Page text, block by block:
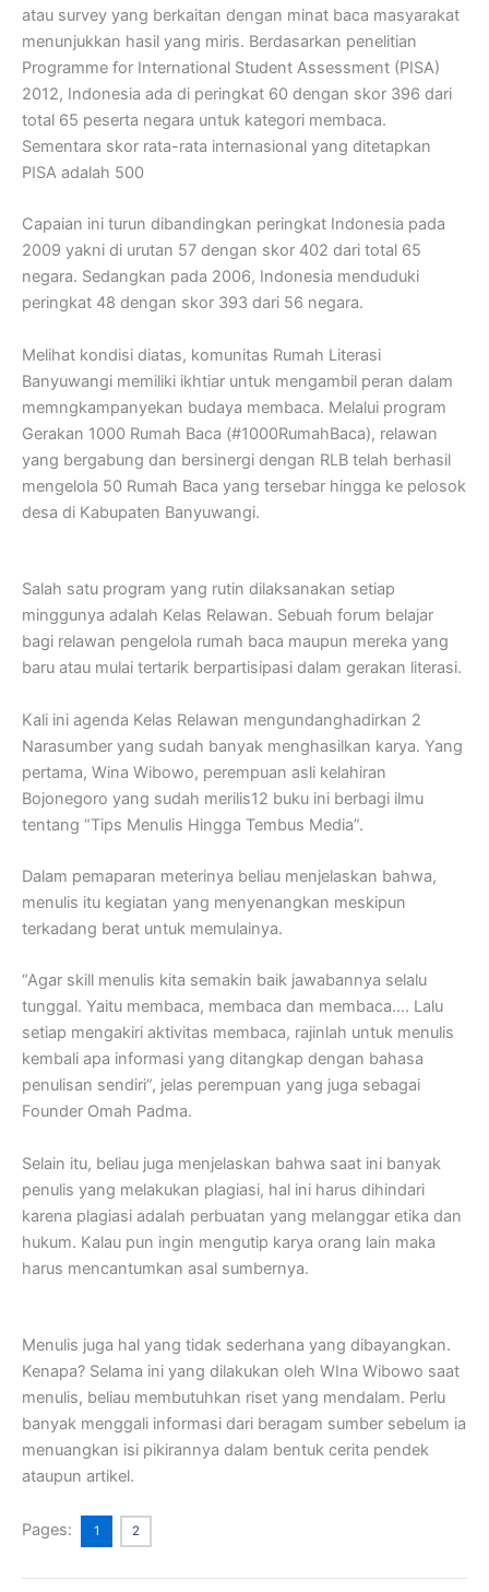
atau survey yang berkaitan dengan minat baca masyarakat
menunjukkan hasil yang miris. Berdasarkan penelitian
Programme for International Student Assessment (PISA)
2012, Indonesia ada di peringkat 60 dengan skor 396 dari
total 65 peserta negara untuk kategori membaca.
Sementara skor rata-rata internasional yang ditetapkan
PISA adalah 500
Capaian ini turun dibandingkan peringkat Indonesia pada
2009 yakni di urutan 57 dengan skor 402 dari total 65
negara. Sedangkan pada 2006, Indonesia menduduki
peringkat 48 dengan skor 393 dari 56 negara.
Melihat kondisi diatas, komunitas Rumah Literasi
Banyuwangi memiliki ikhtiar untuk mengambil peran dalam
memngkampanyekan budaya membaca. Melalui program
Gerakan 1000 Rumah Baca (#1000RumahBaca), relawan
yang bergabung dan bersinergi dengan RLB telah berhasil
mengelola 50 Rumah Baca yang tersebar hingga ke pelosok
desa di Kabupaten Banyuwangi.
Salah satu program yang rutin dilaksanakan setiap
minggunya adalah Kelas Relawan. Sebuah forum belajar
bagi relawan pengelola rumah baca maupun mereka yang
baru atau mulai tertarik berpartisipasi dalam gerakan literasi.
Kali ini agenda Kelas Relawan mengundanghadirkan 2
Narasumber yang sudah banyak menghasilkan karya. Yang
pertama, Wina Wibowo, perempuan asli kelahiran
Bojonegoro yang sudah merilis12 buku ini berbagi ilmu
tentang “Tips Menulis Hingga Tembus Media”.
Dalam pemaparan meterinya beliau menjelaskan bahwa,
menulis itu kegiatan yang menyenangkan meskipun
terkadang berat untuk memulainya.
“Agar skill menulis kita semakin baik jawabannya selalu
tunggal. Yaitu membaca, membaca dan membaca…. Lalu
setiap mengakiri aktivitas membaca, rajinlah untuk menulis
kembali apa informasi yang ditangkap dengan bahasa
penulisan sendiri”, jelas perempuan yang juga sebagai
Founder Omah Padma.
Selain itu, beliau juga menjelaskan bahwa saat ini banyak
penulis yang melakukan plagiasi, hal ini harus dihindari
karena plagiasi adalah perbuatan yang melanggar etika dan
hukum. Kalau pun ingin mengutip karya orang lain maka
harus mencantumkan asal sumbernya.
Menulis juga hal yang tidak sederhana yang dibayangkan.
Kenapa? Selama ini yang dilakukan oleh WIna Wibowo saat
menulis, beliau membutuhkan riset yang mendalam. Perlu
banyak menggali informasi dari beragam sumber sebelum ia
menuangkan isi pikirannya dalam bentuk cerita pendek
ataupun artikel.
Pages: 1 2